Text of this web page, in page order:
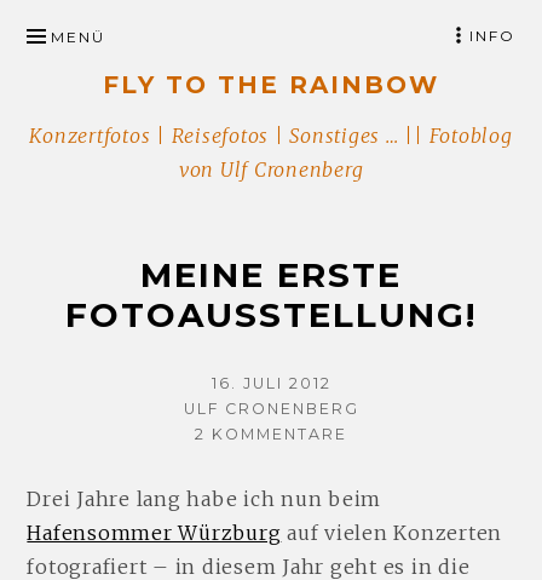
INHALT
SPRINGENFLY TO THE RAINBOW
Konzertfotos | Reisefotos | Sonstiges … || Fotoblog
von Ulf Cronenberg
MENÜ INFO
MEINE ERSTE
FOTOAUSSTELLUNG!
VERÖFFENTLICHT
AM
16. JULI 2012
AUTOR
ULF CRONENBERG
2 KOMMENTARE
FOTOAUSSTELLUNG!
Drei Jahre lang habe ich nun beim
Hafensommer Würzburg auf vielen Konzerten
fotografiert – in diesem Jahr geht es in die